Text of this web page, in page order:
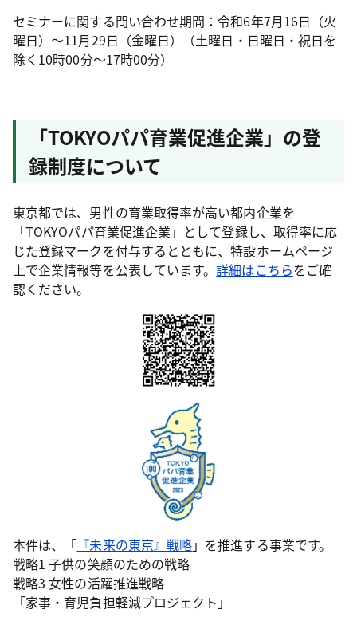
セミナーに関する問い合わせ期間：令和6年7月16日（火
曜日）～11月29日（金曜日）（土曜日・日曜日・祝日を
除く10時00分～17時00分）
「TOKYOパパ育業促進企業」の登
録制度について
東京都では、男性の育業取得率が高い都内企業を
「TOKYOパパ育業促進企業」として登録し、取得率に応
じた登録マークを付与するとともに、特設ホームページ
上で企業情報等を公表しています。詳細はこちらをご確
認ください。
本件は、「 『未来の東京』戦略」を推進する事業です。
戦略1 子供の笑顔のための戦略
戦略3 女性の活躍推進戦略
「家事・育児負担軽減プロジェクト」